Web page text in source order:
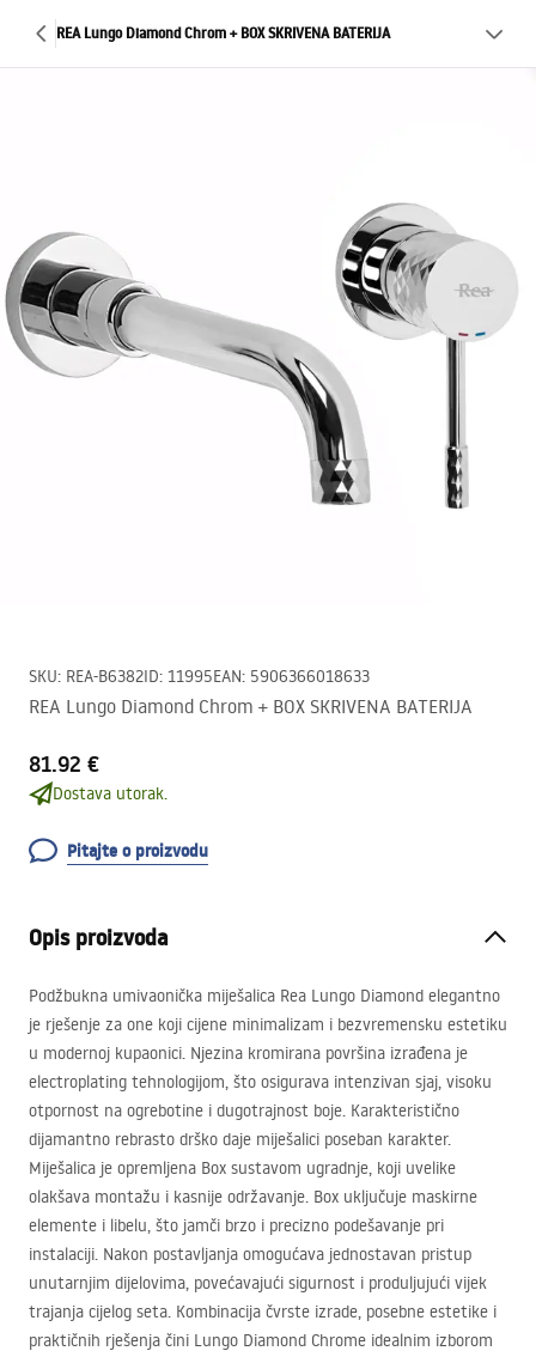
REA Lungo Diamond Chrom + BOX SKRIVENA BATERIJA
SKU: REA-B6382ID: 11995EAN: 5906366018633
REA Lungo Diamond Chrom + BOX SKRIVENA BATERIJA
81.92 €
Dostava utorak.
Pitajte o proizvodu
Opis proizvoda
Podžbukna umivaonička miješalica Rea Lungo Diamond elegantno
je rješenje za one koji cijene minimalizam i bezvremensku estetiku
u modernoj kupaonici. Njezina kromirana površina izrađena je
electroplating tehnologijom, što osigurava intenzivan sjaj, visoku
otpornost na ogrebotine i dugotrajnost boje. Karakteristično
dijamantno rebrasto drško daje miješalici poseban karakter.
Miješalica je opremljena Box sustavom ugradnje, koji uvelike
olakšava montažu i kasnije održavanje. Box uključuje maskirne
elemente i libelu, što jamči brzo i precizno podešavanje pri
instalaciji. Nakon postavljanja omogućava jednostavan pristup
unutarnjim dijelovima, povećavajući sigurnost i produljujući vijek
trajanja cijelog seta. Kombinacija čvrste izrade, posebne estetike i
praktičnih rješenja čini Lungo Diamond Chrome idealnim izborom